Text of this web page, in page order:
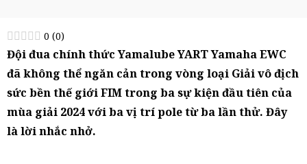
0 (0)
Đội đua chính thức Yamalube YART Yamaha EWC
đã không thể ngăn cản trong vòng loại Giải vô địch
sức bền thế giới FIM trong ba sự kiện đầu tiên của
mùa giải 2024 với ba vị trí pole từ ba lần thử. Đây
là lời nhắc nhở.